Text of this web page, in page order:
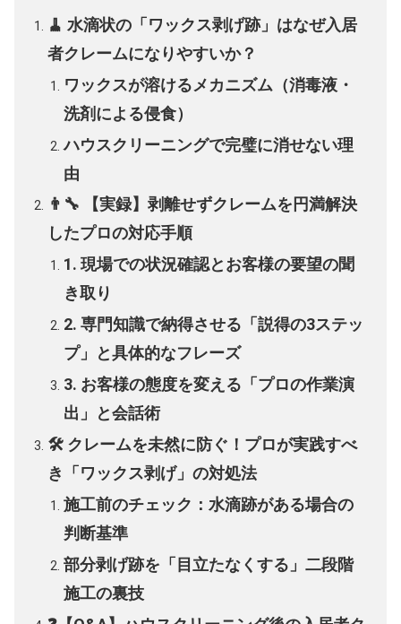
🧹 水滴状の「ワックス剥げ跡」はなぜ入居
者クレームになりやすいか？
ワックスが溶けるメカニズム（消毒液・
洗剤による侵食）
ハウスクリーニングで完璧に消せない理
由
👨‍🔧 【実録】剥離せずクレームを円満解決
したプロの対応手順
1. 現場での状況確認とお客様の要望の聞
き取り
2. 専門知識で納得させる「説得の3ステッ
プ」と具体的なフレーズ
3. お客様の態度を変える「プロの作業演
出」と会話術
🛠️ クレームを未然に防ぐ！プロが実践すべ
き「ワックス剥げ」の対処法
施工前のチェック：水滴跡がある場合の
判断基準
部分剥げ跡を「目立たなくする」二段階
施工の裏技